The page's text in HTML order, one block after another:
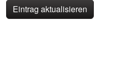
Eintrag aktualisieren